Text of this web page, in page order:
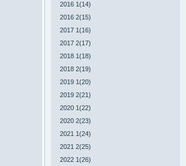
2016 1(14)
2016 2(15)
2017 1(16)
2017 2(17)
2018 1(18)
2018 2(19)
2019 1(20)
2019 2(21)
2020 1(22)
2020 2(23)
2021 1(24)
2021 2(25)
2022 1(26)